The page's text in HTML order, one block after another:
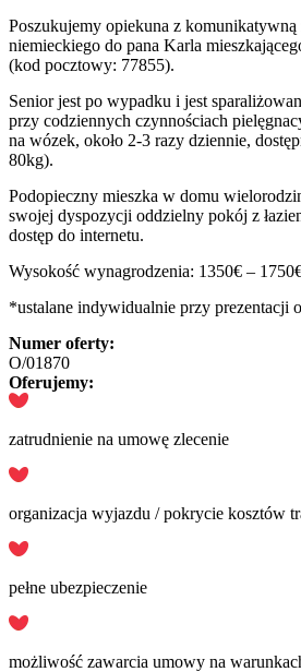
Poszukujemy opiekuna z komunikatywną
niemieckiego do pana Karla
(kod pocztowy: 77855).
Senior jest po wypadku i jest
przy codziennych czynnościach
na wózek, około 2-3 razy dziennie,
80kg).
Podopieczny mieszka w domu
swojej dyspozycji oddzielny pokój z
dostęp do internetu.
Wysokość wynagrodzenia: 1350€ –
*ustalane indywidualnie przy prezentacji
Numer oferty:
O/01870
Oferujemy:
zatrudnienie na umowę zlecenie
organizacja wyjazdu / pokrycie kosztów
pełne ubezpieczenie
możliwość zawarcia umowy na